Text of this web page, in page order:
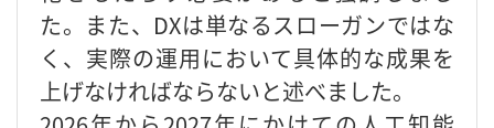
た。また、DXは単なるスローガンではな
く、実際の運用において具体的な成果を
上げなければならないと述べました。